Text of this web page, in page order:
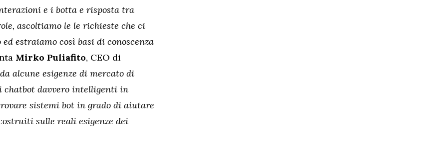
e i botta e risposta tra
ascoltiamo le le richieste che ci
estraiamo così basi di conoscenza
Mirko Puliafito, CEO di
alcune esigenze di mercato di
davvero intelligenti in
sistemi bot in grado di aiutare
sulle reali esigenze dei